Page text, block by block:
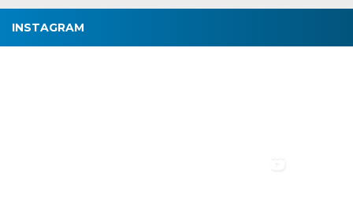
INSTAGRAM